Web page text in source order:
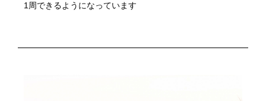
1周できるようになっています